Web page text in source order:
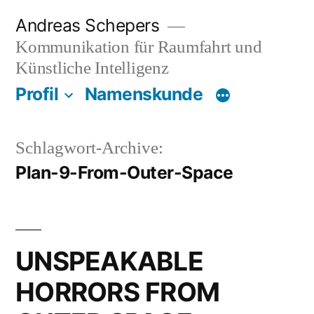
Inhalt
springen
Andreas Schepers
Kommunikation für Raumfahrt und
Künstliche Intelligenz
Profil Namenskunde
Schlagwort-Archive:
Plan-9-From-Outer-Space
UNSPEAKABLE
HORRORS FROM